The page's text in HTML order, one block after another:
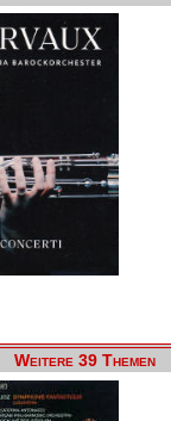
Weitere 39 Themen